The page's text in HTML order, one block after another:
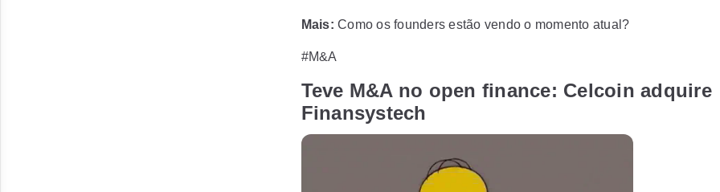
Mais: Como os founders estão vendo o momento atual?
#M&A
Teve M&A no open finance: Celcoin adquire
Finansystech